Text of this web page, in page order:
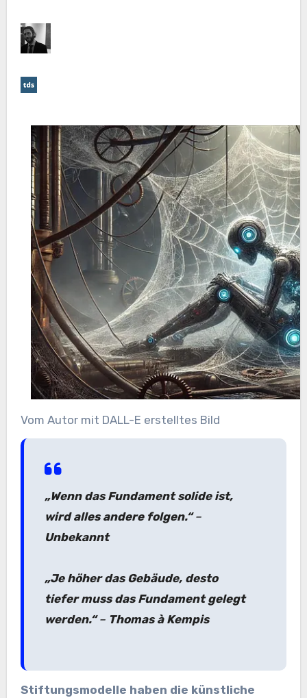
Vom Autor mit DALL-E erstelltes Bild
„Wenn das Fundament solide ist,
wird alles andere folgen.“–
Unbekannt
„Je höher das Gebäude, desto
tiefer muss das Fundament gelegt
werden.“– Thomas à Kempis
Stiftungsmodelle haben die künstliche